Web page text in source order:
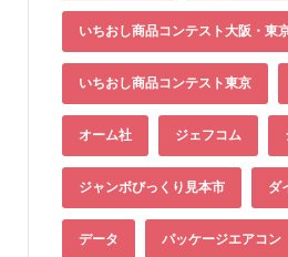
いちおし商品コンテスト大阪・東
いちおし商品コンテスト東京
オーム社 ジェフコム
ジャンボびっくり見本市 ダ
データ パッケージエアコン